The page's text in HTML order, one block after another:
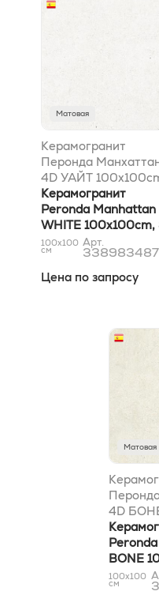
Матовая
Керамогранит
Перонда
4D УАЙТ
8 mm
Керамогранит
Peronda Manhattan
WHITE 100x100cm,
mm
100x100
см
Арт.
Цена по запросу
Матовая
4D
8 mm
BONE
mm
100x100
см